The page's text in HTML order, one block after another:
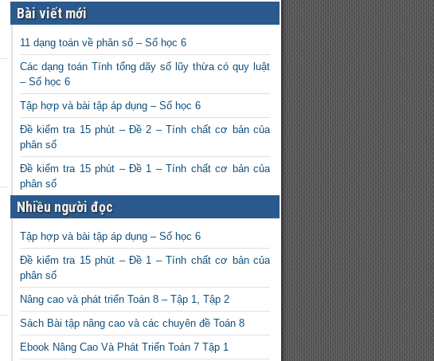
Bài viết mới
11 dạng toán về phân số – Số học 6
Các dạng toán Tính tổng dãy số lũy thừa có quy luật
– Số học 6
Tập hợp và bài tập áp dụng – Số học 6
Đề kiểm tra 15 phút – Đề 2 – Tính chất cơ bản của
phân số
Đề kiểm tra 15 phút – Đề 1 – Tính chất cơ bản của
phân số
Nhiều người đọc
Tập hợp và bài tập áp dụng – Số học 6
Đề kiểm tra 15 phút – Đề 1 – Tính chất cơ bản của
phân số
Nâng cao và phát triển Toán 8 – Tập 1, Tập 2
Sách Bài tập nâng cao và các chuyên đề Toán 8
Ebook Nâng Cao Và Phát Triển Toán 7 Tập 1